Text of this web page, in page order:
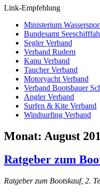
Link-Empfehlung
Ministerium
Bundesamt
Segler Verband
Verband Rudern
Kanu Verband
Taucher Verband
Motoryacht Verband
Verband Bootsbauer
Angler Verband
Surfen & Kite Verband
Windsurfing Verband
Monat: August
Ratgeber zum
Ratgeber zum Bootskauf, 2.